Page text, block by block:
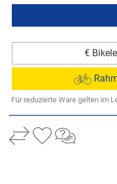
€
Für reduzierte Ware gelten im